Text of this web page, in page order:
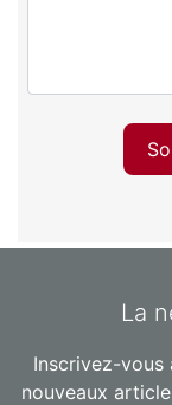
La
Inscrivez-
nouveaux